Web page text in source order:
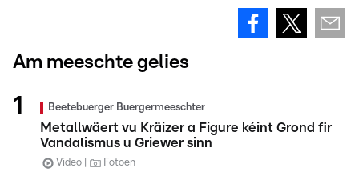
Am meeschte gelies
Beetebuerger Buergermeeschter
Metallwäert vu Kräizer a Figure kéint Grond fir
Vandalismus u Griewer sinn
Video Fotoen